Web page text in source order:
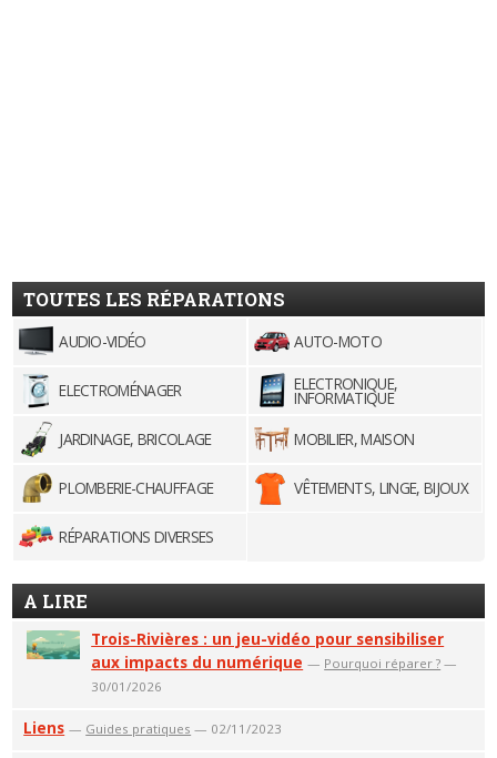
TOUTES LES RÉPARATIONS
AUDIO-VIDÉO AUTO-MOTO
ELECTROMÉNAGER ELECTRONIQUE,
INFORMATIQUE
JARDINAGE, BRICOLAGE
MOBILIER, MAISON
PLOMBERIE-CHAUFFAGE VÊTEMENTS, LINGE, BIJOUX
RÉPARATIONS DIVERSES
A LIRE
Trois-Rivières : un jeu-vidéo pour sensibiliser
aux impacts du numérique — Pourquoi réparer ? —
30/01/2026
Liens — Guides pratiques — 02/11/2023